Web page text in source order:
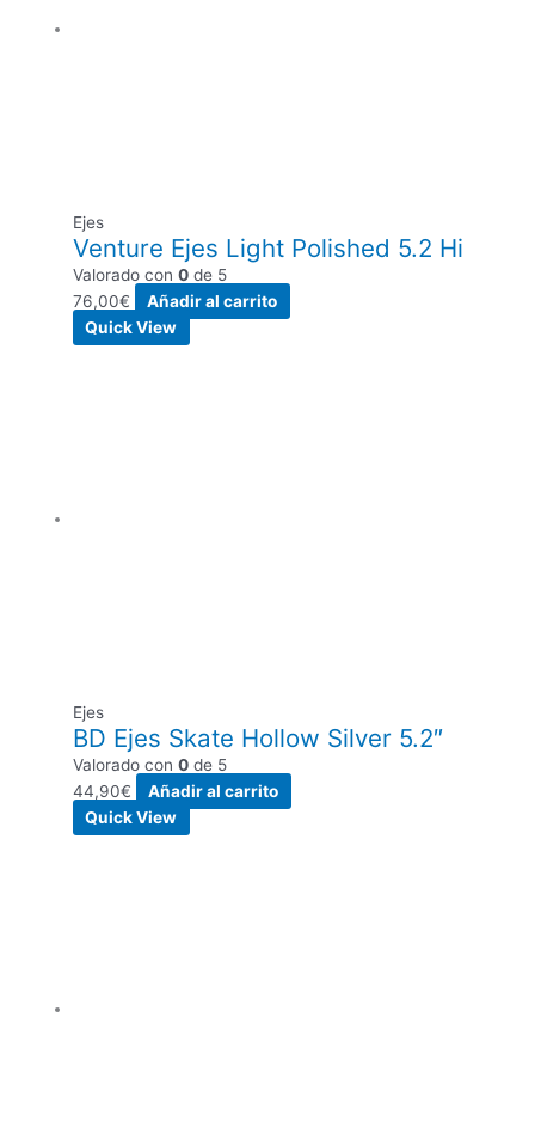
Ejes
Venture Ejes Light Polished 5.2 Hi
Valorado con0 de 5
76,00€
Añadir al carrito
Quick View
Ejes
BD Ejes Skate Hollow Silver 5.2″
Valorado con0 de 5
44,90€
Añadir al carrito
Quick View